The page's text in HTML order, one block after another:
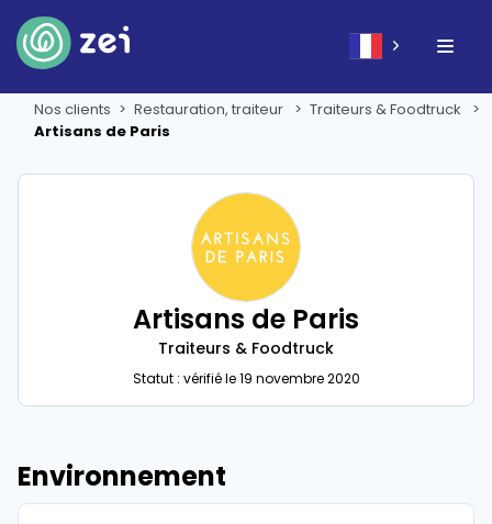
Nos clients Restauration, traiteur
Traiteurs & Foodtruck
Artisans de Paris
Artisans de Paris
Traiteurs & Foodtruck
Statut : vérifié le 19 novembre 2020
Environnement